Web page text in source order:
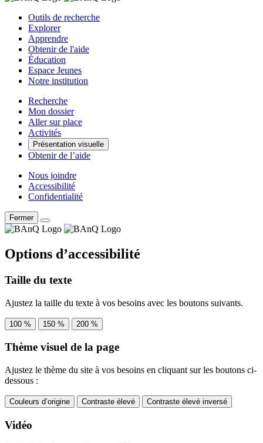
Outils de recherche
Explorer
Apprendre
Obtenir de l'aide
Éducation
Espace Jeunes
Notre institution
Recherche
Mon dossier
Aller sur place
Activités
Présentation visuelle
Obtenir de l’aide
Nous joindre
Accessibilité
Confidentialité
Fermer
Options d’accessibilité
Taille du texte
Ajustez la taille du texte à vos besoins avec les boutons suivants.
100 % 150 % 200 %
Thème visuel de la page
Ajustez le thème du site à vos besoins en cliquant sur les boutons ci-
dessous :
Couleurs d’origine Contraste élevé Contraste élevé inversé
Vidéo